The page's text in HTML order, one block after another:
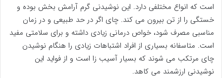
است که انواع مختلفی دارد. این نوشیدنی گرم آرامش بخش بوده و
خستگی را از تن بیرون می کند. چای اگر در حد طبیعی و در زمان
مناسبی مصرف شود، خواص درمانی زیادی داشته و برای سلامتی مفید
است. متاسفانه بسیاری از افراد اشتباهات زیادی را هنگام نوشیدن
چای مرتکب می شوند که بسیار آسیب زا است و از فواید این
نوشیدنی ارزشمند می کاهد.